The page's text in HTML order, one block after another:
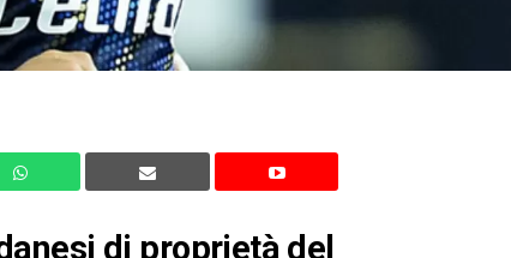
di proprietà del